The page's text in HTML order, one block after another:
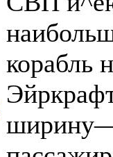
корабль